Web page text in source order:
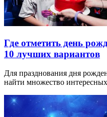
Где отметить день
10 лучших вариантов
Для празднования дня
найти множество